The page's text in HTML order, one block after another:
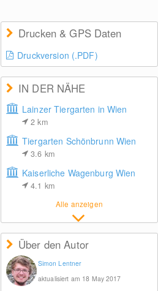
Drucken & GPS Daten
Druckversion (.PDF)
IN DER NÄHE
Lainzer Tiergarten in Wien
2km
Tiergarten Schönbrunn Wien
3.6 km
Kaiserliche Wagenburg Wien
4.1 km
Alle anzeigen
Über den Autor
Simon Lentner
aktualisiert am 18 May 2017